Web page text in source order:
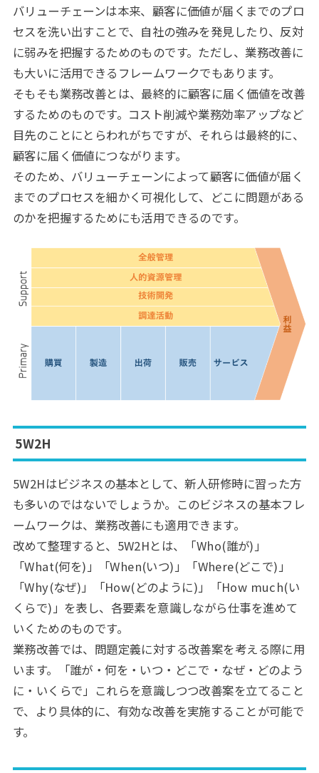
バリューチェーンは本来、顧客に価値が届くまでのプロ
セスを洗い出すことで、自社の強みを発見したり、反対
に弱みを把握するためのものです。ただし、業務改善に
も大いに活用できるフレームワークでもあります。
そもそも業務改善とは、最終的に顧客に届く価値を改善
するためのものです。コスト削減や業務効率アップなど
目先のことにとらわれがちですが、それらは最終的に、
顧客に届く価値につながります。
そのため、バリューチェーンによって顧客に価値が届く
までのプロセスを細かく可視化して、どこに問題がある
のかを把握するためにも活用できるのです。
5W2H
5W2Hはビジネスの基本として、新人研修時に習った方
も多いのではないでしょうか。このビジネスの基本フレ
ームワークは、業務改善にも適用できます。
改めて整理すると、5W2Hとは、「Who(誰が)」
「What(何を)」「When(いつ)」「Where(どこで)」
「Why(なぜ)」「How(どのように)」「How much(い
くらで)」を表し、各要素を意識しながら仕事を進めて
いくためのものです。
業務改善では、問題定義に対する改善案を考える際に用
います。「誰が・何を・いつ・どこで・なぜ・どのよう
に・いくらで」これらを意識しつつ改善案を立てること
で、より具体的に、有効な改善を実施することが可能で
す。